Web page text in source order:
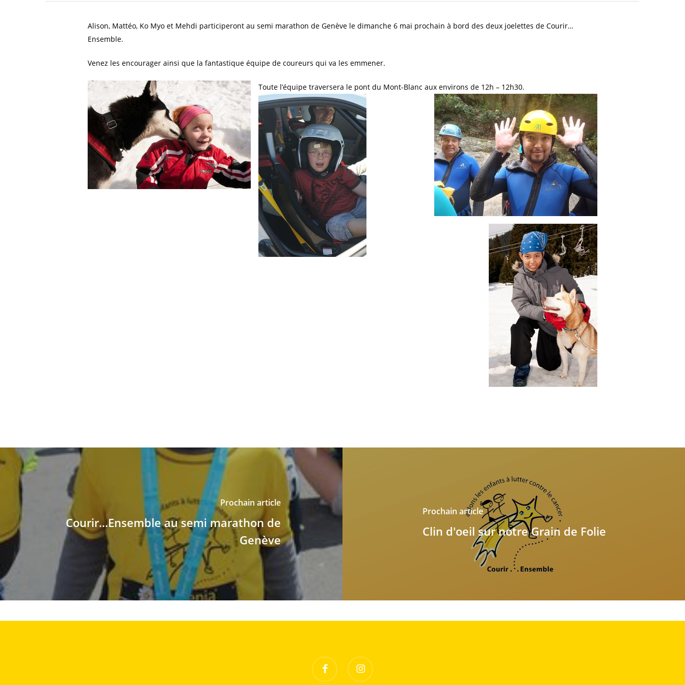
Alison, Mattéo, Ko Myo et Mehdi participeront au semi marathon de Genève le dimanche 6 mai prochain à bord des deux joelettes de Courir…
Ensemble.
Venez les encourager ainsi que la fantastique équipe de coureurs qui va les emmener.
Toute l’équipe traversera le pont du Mont-Blanc aux environs de 12h – 12h30.
Prochain article
Courir...Ensemble au semi marathon de
Genève
Prochain article
Clin d'oeil sur notre Grain de Folie
facebook instagram